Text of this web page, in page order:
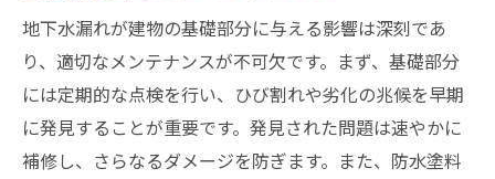
地下水漏れが建物の基礎部分に与える影響は深刻であ
り、適切なメンテナンスが不可欠です。まず、基礎部分
には定期的な点検を行い、ひび割れや劣化の兆候を早期
に発見することが重要です。発見された問題は速やかに
補修し、さらなるダメージを防ぎます。また、防水塗料